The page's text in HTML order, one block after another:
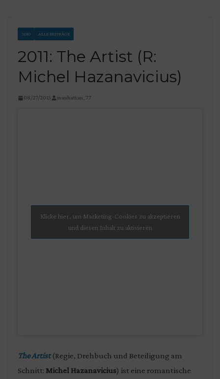
2010 ALLE BEITRÄGE
2011: The Artist (R:
Michel Hazanavicius)
08/27/2015 manhattan_77
Klicke hier, um Marketing-Cookies zu akzeptieren
und diesen Inhalt zu aktivieren
The Artist(Regie, Drehbuch und Beteiligung am
Schnitt: Michel Hazanavicius) ist eine romantische